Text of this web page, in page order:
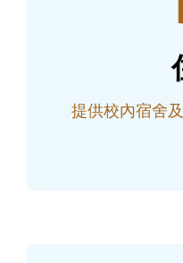
提供校內宿舍